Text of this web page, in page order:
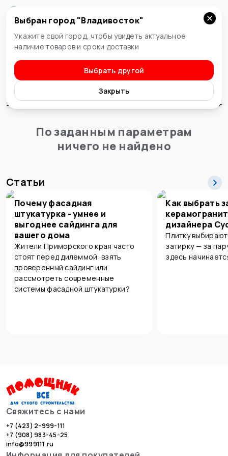
Владивосток
Выбран город "Владивосток"
Укажите свой город, чтобы увидеть актуальное
наличие товаров и сроки доставки
Выбрать другой
Закрыть
Водоснабжение и отопление
Баки для воды, тара
Сортировка
По заданным параметрам
ничего не найдено
Статьи
Почему фасадная
штукатурка - умнее и
выгоднее сайдинга для
вашего дома
Жители Приморского края часто
стоят перед дилеммой: взять
проверенный сайдинг или
рассмотреть современные
системы фасадной штукатурки?
Как выбрать
дизайнера
Плитку
затирку — за
здесь
Свяжитесь с нами
+7 (423) 2-999-111
+7 (908) 983-45-25
info@999111.ru